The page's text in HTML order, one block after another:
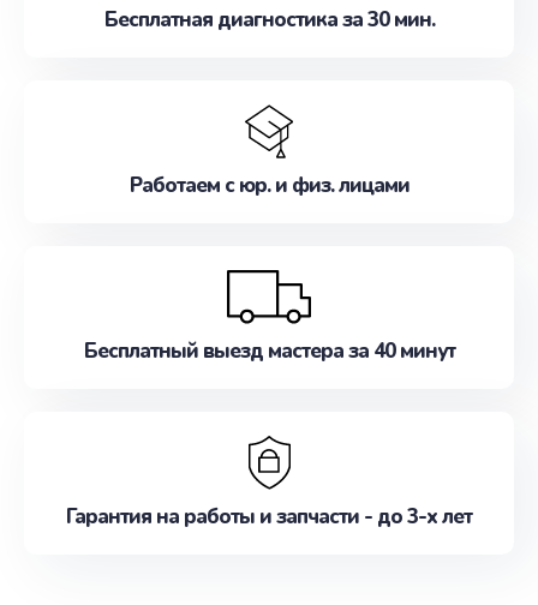
Бесплатная диагностика за 30 мин.
Работаем с юр. и физ. лицами
Бесплатный выезд мастера за 40 минут
Гарантия на работы и запчасти - до 3-х лет